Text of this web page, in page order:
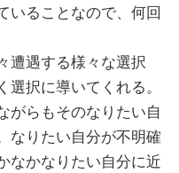
いることなので、何回
遭遇する様々な選択
択に導いてくれる。
がらもそのなりたい自
なりたい自分が不明確
なかなりたい自分に近